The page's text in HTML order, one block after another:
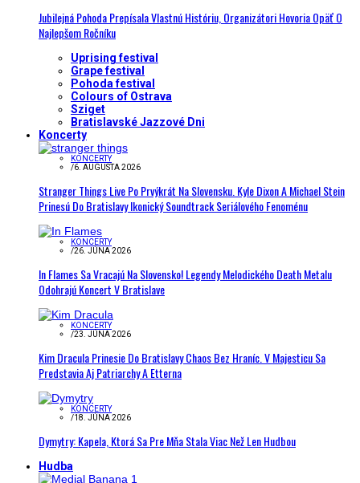
Jubilejná Pohoda Prepísala Vlastnú Históriu, Organizátori Hovoria Opäť O
Najlepšom Ročníku
Uprising festival
Grape festival
Pohoda festival
Colours of Ostrava
Sziget
Bratislavské Jazzové Dni
Koncerty
KONCERTY
/6. AUGUSTA 2026
Stranger Things Live Po Prvýkrát Na Slovensku. Kyle Dixon A Michael Stein
Prinesú Do Bratislavy Ikonický Soundtrack Seriálového Fenoménu
KONCERTY
/26. JÚNA 2026
In Flames Sa Vracajú Na Slovensko! Legendy Melodického Death Metalu
Odohrajú Koncert V Bratislave
KONCERTY
/23. JÚNA 2026
Kim Dracula Prinesie Do Bratislavy Chaos Bez Hraníc. V Majesticu Sa
Predstavia Aj Patriarchy A Etterna
KONCERTY
/18. JÚNA 2026
Dymytry: Kapela, Ktorá Sa Pre Mňa Stala Viac Než Len Hudbou
Hudba